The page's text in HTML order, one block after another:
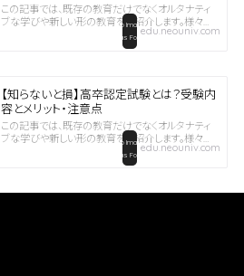
この記事では、既存の教育だけでなくオルタナティ
ブな学びや新しい形の教育をご紹介します。様々な
教育の選択肢をお届けしますので、ぜひご覧くださ
い。学校に行けなかった自分でも、大学に進学でき
edu.neouniv.com
【知らないと損】高卒認定試験とは？受験内
容とメリット・注意点
この記事では、既存の教育だけでなくオルタナティ
ブな学びや新しい形の教育をご紹介します。様々な
教育の選択肢をお届けしますので、ぜひご覧くださ
い。高卒認定試験（高等学校卒業程度認定試験）と
edu.neouniv.com